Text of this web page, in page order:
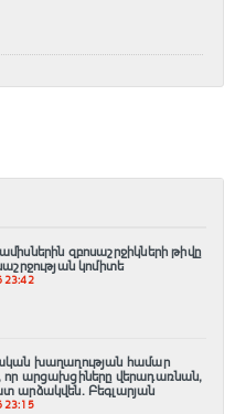
զբոսաշրջիկների թիվը
կոմիտե
23:42
խաղաղության համար
որ արցախցիները վերադառնան,
արձակվեն․ Բեգլարյան
23:15